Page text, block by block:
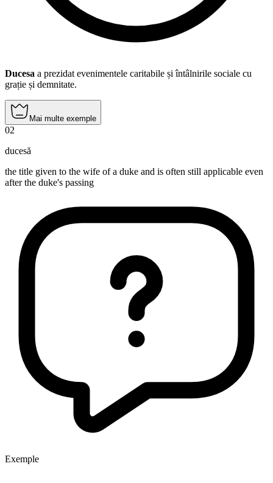
Ducesa a prezidat evenimentele caritabile și întâlnirile sociale cu
grație și demnitate.
Mai multe exemple
02
ducesă
the title given to the wife of a duke and is often still applicable even
after the duke's passing
Exemple